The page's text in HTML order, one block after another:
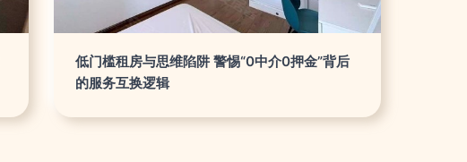
低门槛租房与思维陷阱 警惕“0中介0押金”背后
的服务互换逻辑